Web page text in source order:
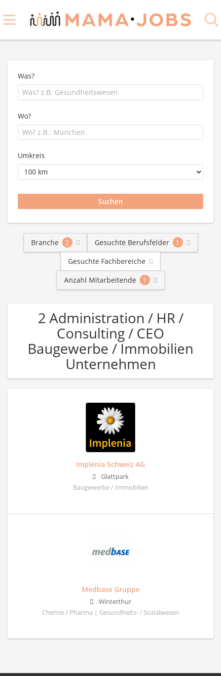
Was?
Wo?
Umkreis
Branche 2 Gesuchte Berufsfelder
1
Gesuchte Fachbereiche
Anzahl Mitarbeitende
1
2 Administration / HR /
Consulting / CEO
Baugewerbe / Immobilien
Unternehmen
Implenia Schweiz AG
Glattpark
Baugewerbe / Immobilien
Medbase Gruppe
Winterthur
Chemie / Pharma | Gesundheits- / Sozialwesen